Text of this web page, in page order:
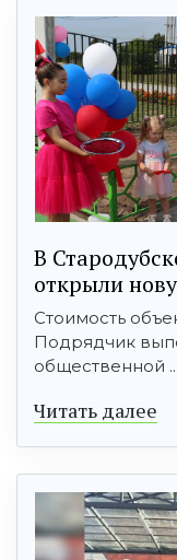
В
открыли
Стоимость
Подрядчик
общественной ...
Читать далее